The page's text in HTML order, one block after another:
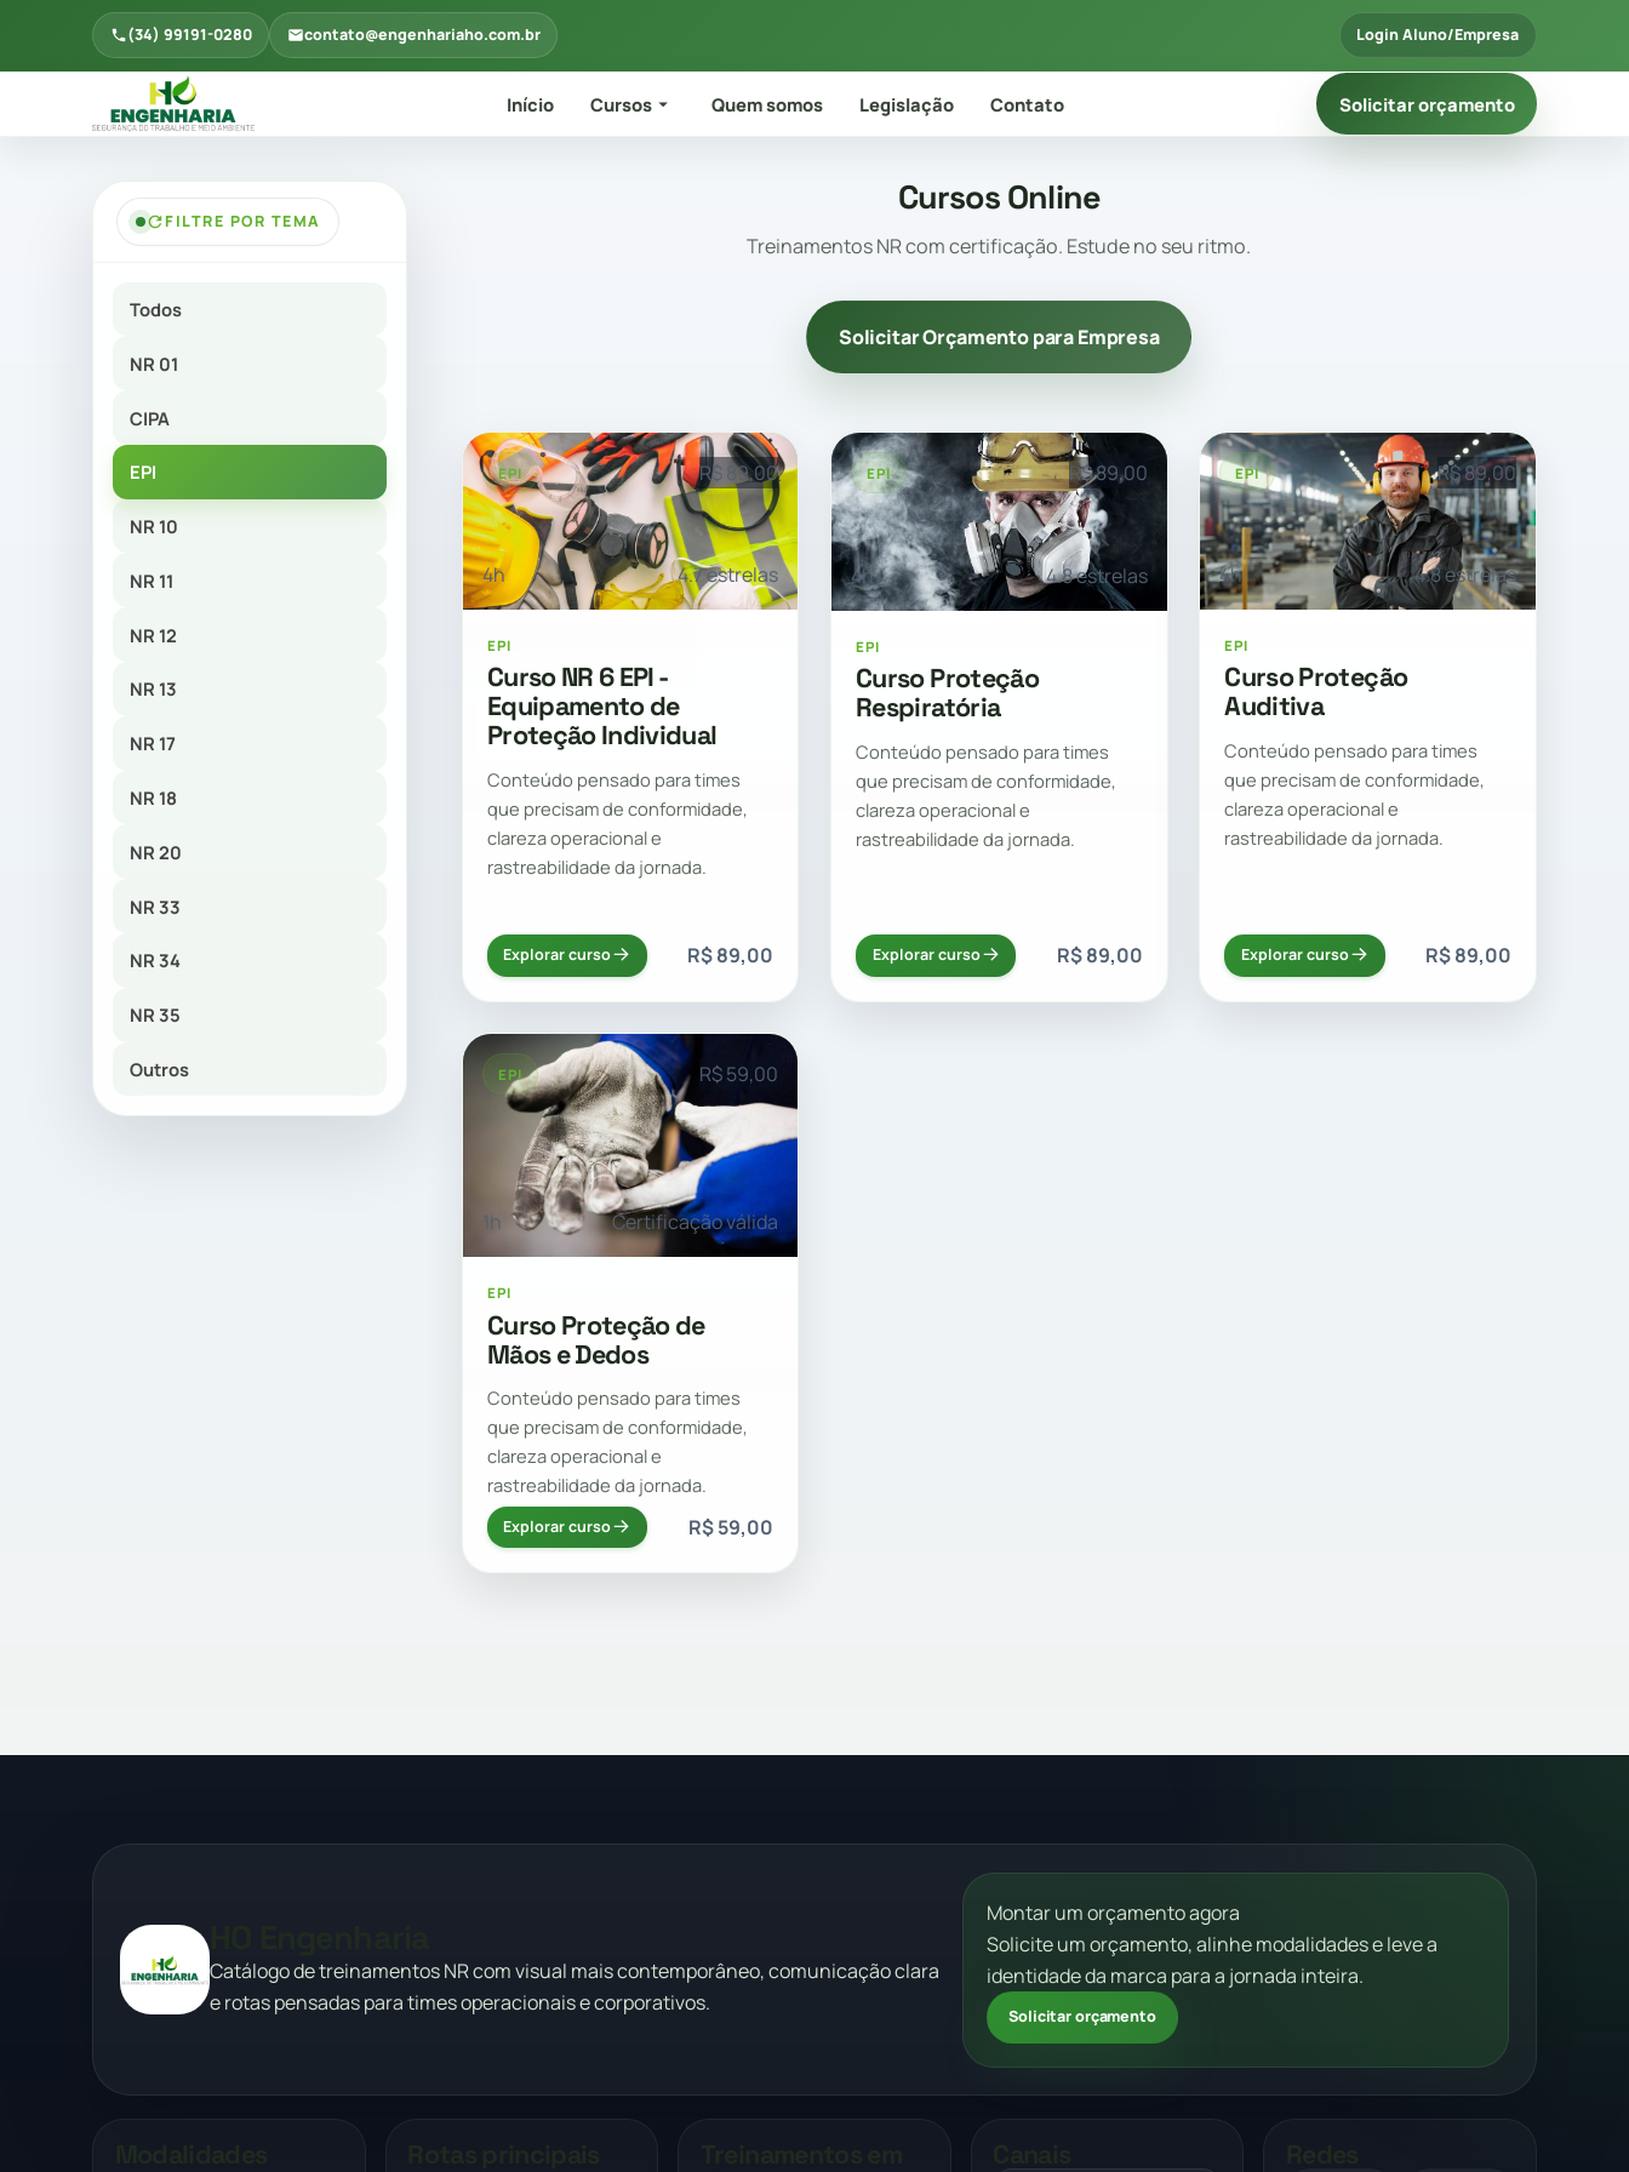
(34) 99191-0280 contato@engenhariaho.com.br Login Aluno/Empresa
Início Cursos Quem somos Legislação Contato Solicitar orçamento
FILTRE POR TEMA
Todos
NR 01
CIPA
EPI
NR 10
NR 11
NR 12
NR 13
NR 17
NR 18
NR 20
NR 33
NR 34
NR 35
Outros
Cursos Online
Treinamentos NR com certificação. Estude no seu ritmo.
Solicitar Orçamento para Empresa
EPI R$ 89,00
4h 4.7 estrelas
EPI
Curso NR 6 EPI -
Equipamento de
Proteção Individual
Conteúdo pensado para times
que precisam de conformidade,
clareza operacional e
rastreabilidade da jornada.
Explorar curso R$ 89,00
EPI R$ 89,00
4h 4.8 estrelas
EPI
Curso Proteção
Respiratória
Conteúdo pensado para times
que precisam de conformidade,
clareza operacional e
rastreabilidade da jornada.
Explorar curso R$ 89,00
EPI R$ 89,00
4h 4.8 estrelas
EPI
Curso Proteção
Auditiva
Conteúdo pensado para times
que precisam de conformidade,
clareza operacional e
rastreabilidade da jornada.
Explorar curso R$ 89,00
EPI R$ 59,00
1h Certificação válida
EPI
Curso Proteção de
Mãos e Dedos
Conteúdo pensado para times
que precisam de conformidade,
clareza operacional e
rastreabilidade da jornada.
Explorar curso R$ 59,00
HO Engenharia
Catálogo de treinamentos NR com visual mais contemporâneo, comunicação clara
e rotas pensadas para times operacionais e corporativos.
Montar um orçamento agora
Solicite um orçamento, alinhe modalidades e leve a
identidade da marca para a jornada inteira.
Solicitar orçamento